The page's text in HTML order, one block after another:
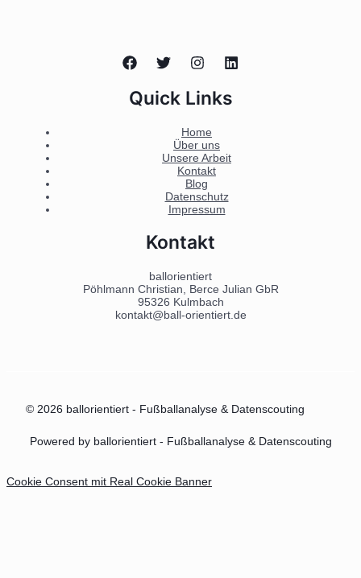
Quick Links
Home
Über uns
Unsere Arbeit
Kontakt
Blog
Datenschutz
Impressum
Kontakt
ballorientiert
Pöhlmann Christian, Berce Julian GbR
95326 Kulmbach
kontakt@ball-orientiert.de
© 2026 ballorientiert - Fußballanalyse & Datenscouting
Powered by ballorientiert - Fußballanalyse & Datenscouting
Cookie Consent mit Real Cookie Banner